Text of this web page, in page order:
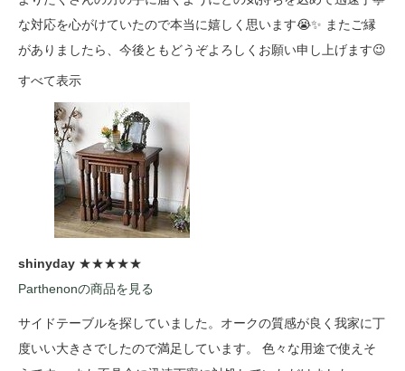
な対応を心がけていたので本当に嬉しく思います😭✨ またご縁
がありましたら、今後ともどうぞよろしくお願い申し上げます😉
すべて表示
shinyday ★★★★★
Parthenonの商品を見る
サイドテーブルを探していました。オークの質感が良く我家に丁
度いい大きさでしたので満足しています。 色々な用途で使えそ